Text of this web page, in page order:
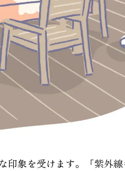
象を受けます。「紫外線